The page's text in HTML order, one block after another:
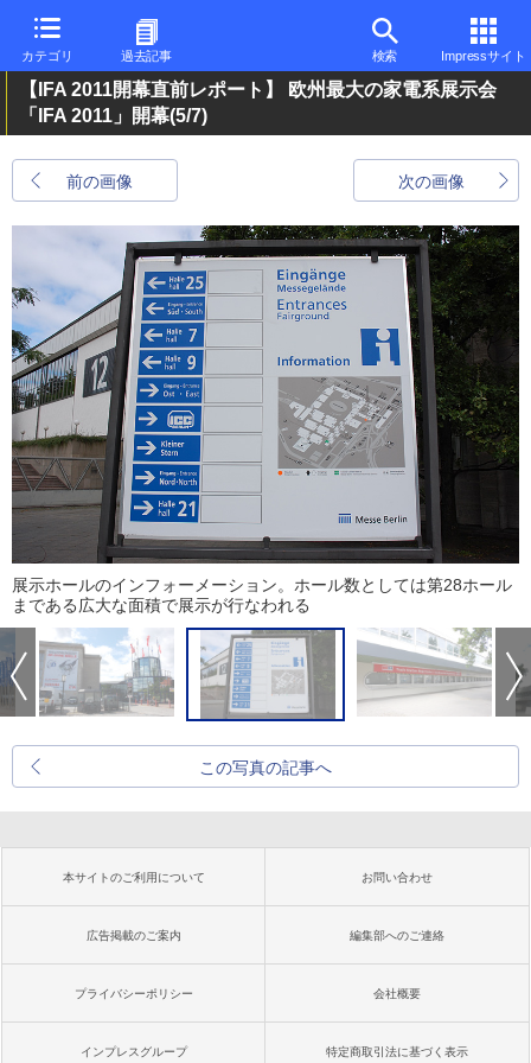
カテゴリ 過去記事 検索 Impressサイト
【IFA 2011開幕直前レポート】 欧州最大の家電系展示会
「IFA 2011」開幕(5/7)
前の画像 次の画像
展示ホールのインフォーメーション。ホール数としては第28ホール
まである広大な面積で展示が行なわれる
この写真の記事へ
本サイトのご利用について お問い合わせ
広告掲載のご案内 編集部へのご連絡
プライバシーポリシー 会社概要
インプレスグループ 特定商取引法に基づく表示